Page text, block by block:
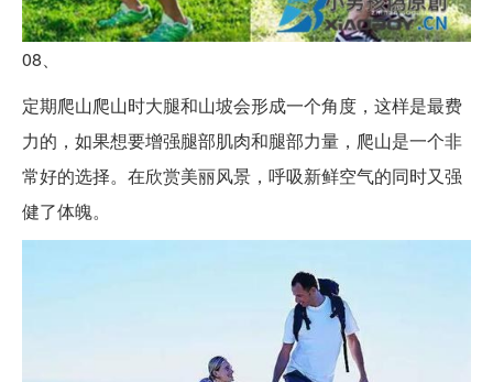
08、
定期爬山爬山时大腿和山坡会形成一个角度，这样是最费
力的，如果想要增强腿部肌肉和腿部力量，爬山是一个非
常好的选择。在欣赏美丽风景，呼吸新鲜空气的同时又强
健了体魄。